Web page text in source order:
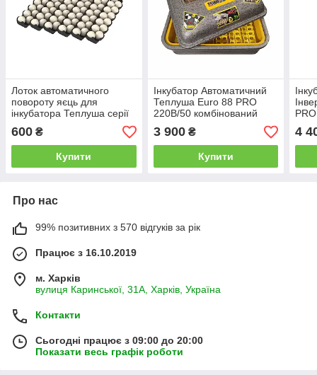
Лоток автоматичного
повороту яєць для
інкубатора Теплуша серії
Euro
600 ₴
Купити
Інкубатор Автоматичний
Теплуша Euro 88 PRO
220В/50 комбінований
корпус
3 900₴
Купити
4
Про нас
99% позитивних з 570 відгуків за рік
Працює з 16.10.2019
м. Харків
вулиця Каринської, 31А, Харків, Україна
Контакти
Сьогодні працює з 09:00 до 20:00
Показати весь графік роботи